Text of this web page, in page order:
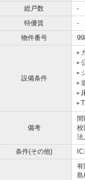
総戸数
-
特優賃
-
物件番号
設備条件
備考
間
校
法
条件(その他)
有
島